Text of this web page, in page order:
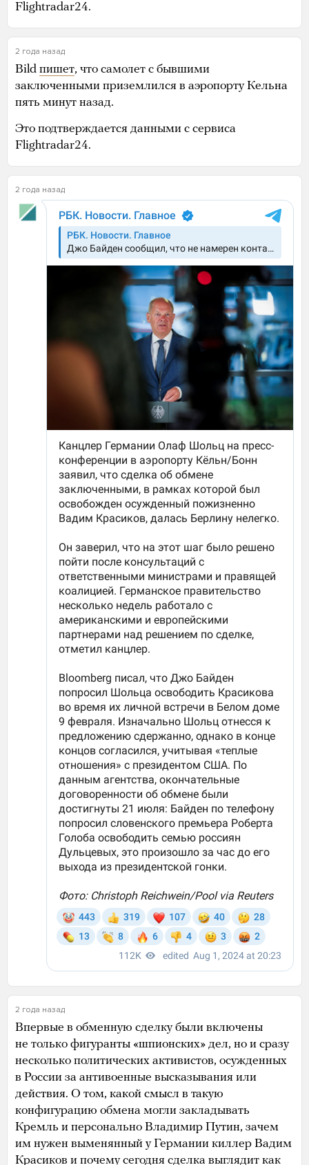
Flightradar24.
2 года назад
Bild пишет, что самолет с бывшими
заключенными приземлился в аэропорту Кельна
пять минут назад.
Это подтверждается данными с сервиса
Flightradar24.
2 года назад
2 года назад
Впервые в обменную сделку были включены
не только фигуранты «шпионских» дел, но и сразу
несколько политических активистов, осужденных
в России за антивоенные высказывания или
действия. О том, какой смысл в такую
конфигурацию обмена могли закладывать
Кремль и персонально Владимир Путин, зачем
им нужен выменянный у Германии киллер Вадим
Красиков и почему сегодня сделка выглядит как